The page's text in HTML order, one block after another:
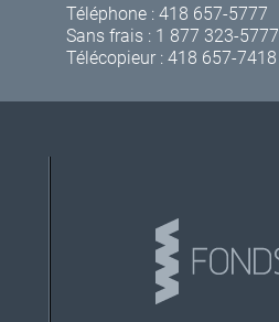
Téléphone :418 657-5777
Sans frais : 1 877 323-5777
Télécopieur : 418 657-7418